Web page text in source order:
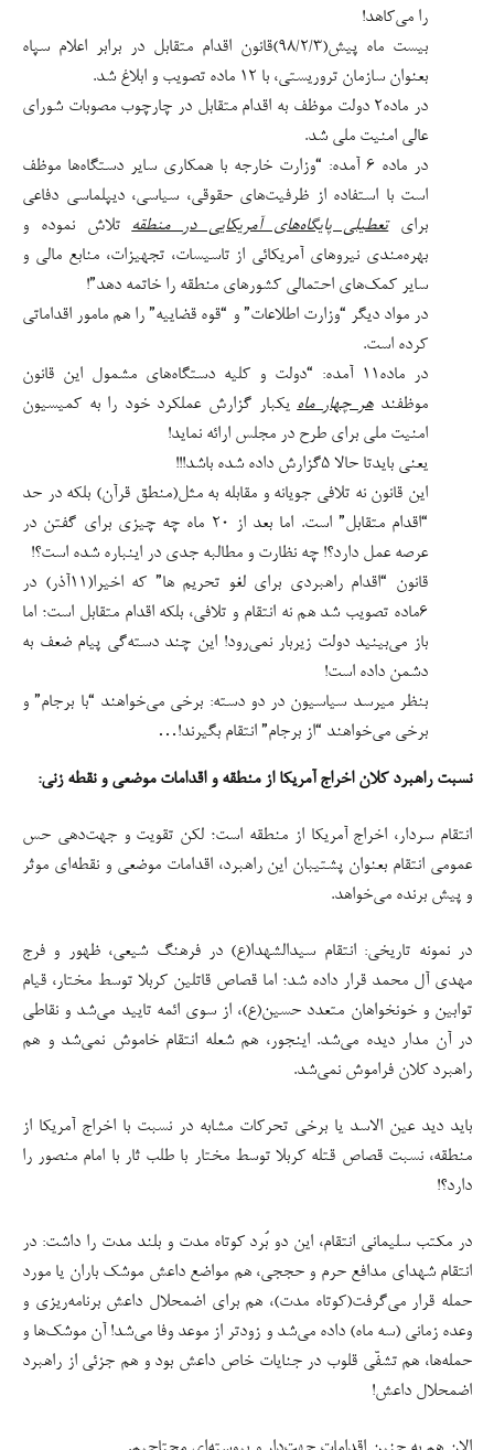
را می‌‌کاهد!
بیست ماه پیش(۹۸/۲/۳)قانون اقدام متقابل در برابر اعلام سپاه
بعنوان سازمان تروریستی، با ۱۲ ماده تصویب و ابلاغ شد.
در ماده۲ دولت موظف به اقدام متقابل در چارچوب مصوبات شورای
عالی امنیت ملی شد.
در ماده ۶ آمده: “وزارت خارجه با همکاری سایر دستگاه‌ها موظف
است با استفاده از ظرفیت‌های حقوقی،‌ سیاسی، دیپلماسی دفاعی
برایتعطیلی پایگاه‌های آمریکایی در منطقهتلاش نموده و
بهره‌مندی نیروهای آمریکائی از تاسیسات، تجهیزات، منابع مالی و
سایر کمک‌های احتمالی کشورهای منطقه را خاتمه دهد”!
در مواد دیگر “وزارت اطلاعات” و “قوه قضاییه” را هم مامور اقداماتی
کرده است.
در ماده۱۱ آمده: “دولت و کلیه دستگاه‌های مشمول این قانون
موظفندهر چهار ماهیکبار گزارش عملکرد خود را به کمیسیون
امنیت ملی برای طرح در مجلس ارائه نماید!
یعنی بایدتا حالا ۵گزارش داده شده باشد!!!
این قانون نه تلافی جویانه و مقابله به مثل(منطق قرآن) بلکه در حد
“اقدام متقابل” است. اما بعد از ۲۰ ماه چه چیزی برای گفتن در
عرصه عمل دارد؟! چه نظارت و مطالبه جدی در اینباره شده است؟!
قانون “اقدام راهبردی برای لغو تحریم ها” که اخیرا(۱۱آذر) در
۶ماده تصویب شد هم نه انتقام و تلافی، بلکه اقدام متقابل است؛ اما
باز می‌بینید دولت زیربار نمی‌رود! این چند دسته‌گی پیام ضعف به
دشمن داده است!
بنظر میرسد سیاسیون در دو دسته: برخی می‌خواهند “با برجام” و
برخی می‌خواهند “از برجام” انتقام بگیرند!…
نسبت راهبرد کلان اخراج آمریکا از منطقه و اقدامات موضعی و نقطه زنی:
انتقام سردار، اخراج آمریکا از منطقه است؛ لکن تقویت و جهت‌دهی حس
عمومی انتقام بعنوان پشتیبان این راهبرد، اقدامات موضعی و نقطه‌ای موثر
و پیش برنده می‌خواهد.
در نمونه تاریخی: انتقام سیدالشهدا(ع) در فرهنگ شیعی، ظهور و فرج
مهدی آل محمد قرار داده شد؛ اما قصاص قاتلین کربلا توسط مختار، قیام
توابین و خونخواهان متعدد حسین(ع)، از سوی ائمه تایید می‌شد و نقاطی
در آن مدار دیده می‌شد. اینجور، هم شعله انتقام خاموش نمی‌شد و هم
راهبرد کلان فراموش نمی‌شد.
باید دید عین الاسد یا برخی تحرکات مشابه در نسبت با اخراج آمریکا از
منطقه، نسبت قصاص قتله کربلا توسط مختار با طلب ثار با امام منصور را
دارد؟!
در مکتب سلیمانی انتقام، این دو بُرد کوتاه مدت و بلند مدت را داشت: در
انتقام شهدای مدافع حرم و حججی، هم مواضع داعش موشک باران یا مورد
حمله قرار می‌‌گرفت(کوتاه مدت)، هم برای اضمحلال داعش برنامه‌ریزی و
وعده زمانی (سه ماه) داده می‌شد و زودتر از موعد وفا می‌شد! آن موشک‌ها و
حمله‌ها، هم تشفّی قلوب در جنایات خاص داعش بود و هم جزئی از راهبرد
اضمحلال داعش!